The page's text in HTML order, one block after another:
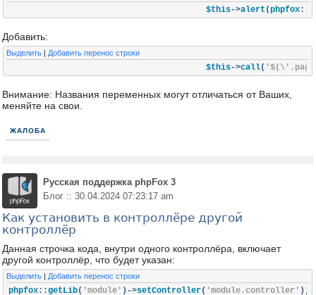
					$this
->alert (phpfox::
Добавить:
Выделить | Добавить перенос строки
					$this
->call(
Внимание: Названия переменных могут отличаться от Ваших,
меняйте на свои.
ЖАЛОБА
Русская поддержка phpFox 3
Блог :: 30.04.2024 07:23:17 am
Как установить в контроллёре другой
контроллёр
Данная строчка кода, внутри одного контроллёра, включает
другой контроллёр, что будет указан:
Выделить | Добавить перенос строки
phpfox::getLib( 'module' )->setController( 'module.controller' );